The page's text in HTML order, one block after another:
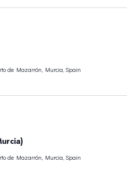
de Mazarrón, Murcia, Spain
de Mazarrón, Murcia, Spain